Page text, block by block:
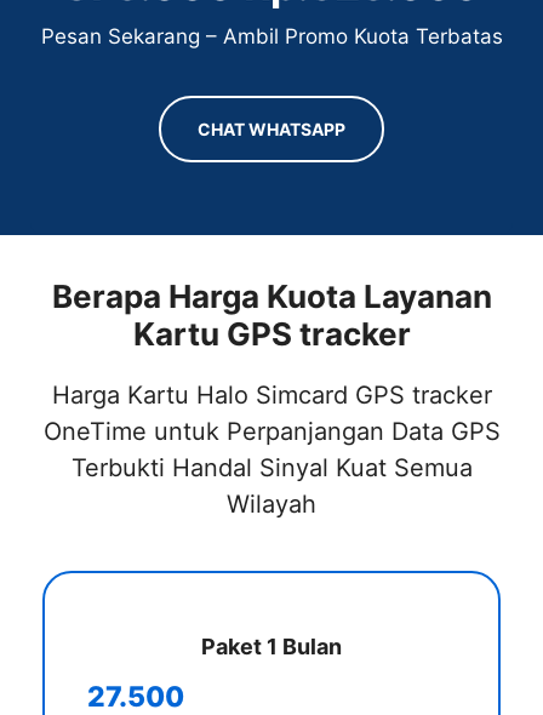
Pesan Sekarang – Ambil Promo Kuota Terbatas
CHAT WHATSAPP
Berapa Harga Kuota Layanan
Kartu GPS tracker
Harga Kartu Halo Simcard GPS tracker
OneTime untuk Perpanjangan Data GPS
Terbukti Handal Sinyal Kuat Semua
Wilayah
Paket 1 Bulan
27.500